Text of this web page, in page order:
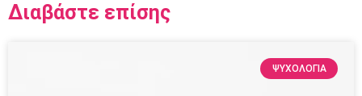
Διαβάστε επίσης
ΨΥΧΟΛΟΓΙΑ